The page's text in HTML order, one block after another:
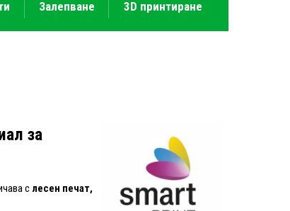
Залепване 3D принтиране
за
с лесен печат,